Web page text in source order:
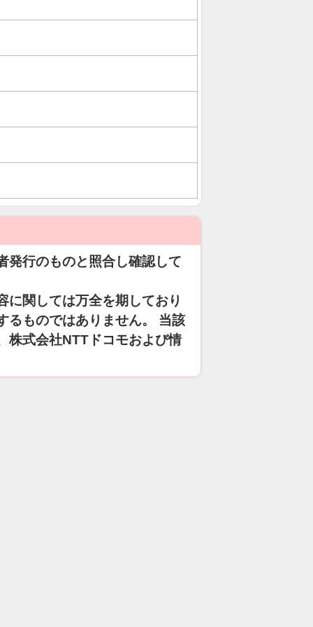
発行のものと照合し確認して
に関しては万全を期しており
るものではありません。 当該
株式会社NTTドコモおよび情